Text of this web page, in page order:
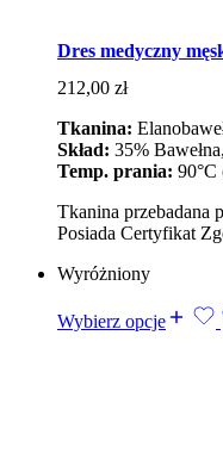
Dres medyczny
212,00 zł
Tkanina:
Skład: 35%
Temp. prania: 90°C
Tkanina przebadana
Posiada Certyfikat
Wyróżniony
Wybierz opcje